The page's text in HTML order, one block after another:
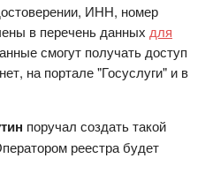
ИНН, номер
в перечень данных для
смогут получать доступ
на портале "Госуслуги" и в
поручал создать такой
реестра будет